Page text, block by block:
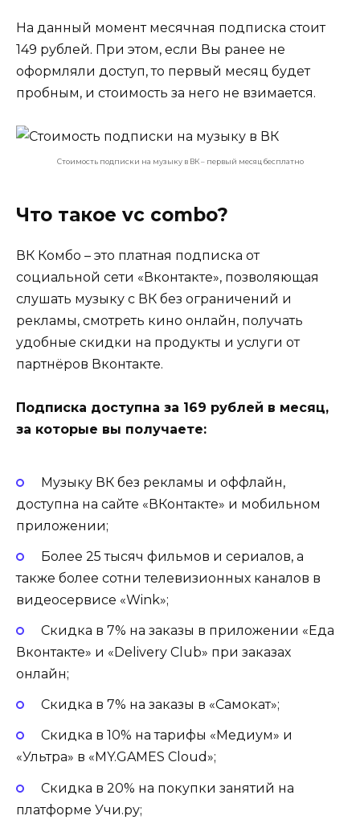
На данный момент месячная подписка стоит
149 рублей. При этом, если Вы ранее не
оформляли доступ, то первый месяц будет
пробным, и стоимость за него не взимается.
Стоимость подписки на музыку в ВК – первый месяц бесплатно
Что такое vc combo?
ВК Комбо – это платная подписка от
социальной сети «Вконтакте», позволяющая
слушать музыку с ВК без ограничений и
рекламы, смотреть кино онлайн, получать
удобные скидки на продукты и услуги от
партнёров Вконтакте.
Подписка доступна за 169 рублей в месяц,
за которые вы получаете:
Музыку ВК без рекламы и оффлайн,
доступна на сайте «ВКонтакте» и мобильном
приложении;
Более 25 тысяч фильмов и сериалов, а
также более сотни телевизионных каналов в
видеосервисе «Wink»;
Скидка в 7% на заказы в приложении «Еда
Вконтакте» и «Delivery Club» при заказах
онлайн;
Скидка в 7% на заказы в «Самокат»;
Скидка в 10% на тарифы «Медиум» и
«Ультра» в «MY.GAMES Cloud»;
Скидка в 20% на покупки занятий на
платформе Учи.ру;